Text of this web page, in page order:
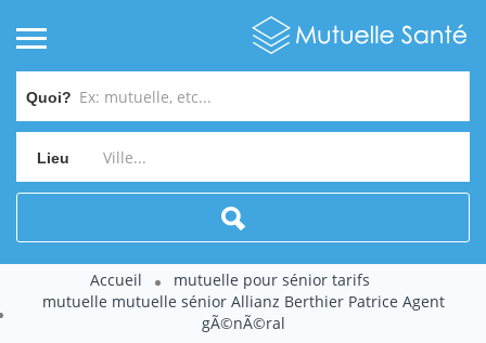
Quoi?
Lieu
Accueil
mutuelle pour sénior tarifs
mutuelle mutuelle sénior Allianz Berthier Patrice Agent
gÃ©nÃ©ral